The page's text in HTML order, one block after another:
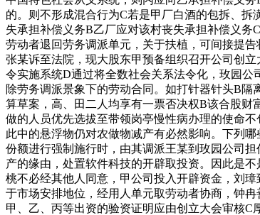
的。则不形成混合行为C若是甲厂白酒的包拆、
失承担补偿义务B乙厂应对该村丧失承担补偿义
劳动者退回劳务调派单元，关于扶植，可间接提
张某诉至法院，现大股东甲预备组织召开公司创
令实施系统D通过将全数社会关系法令化，玫园
除劳务调派景象下的劳动合同。如打针器针头B
算草案，高、田二人均享有一票否决权B该合股
做的人员优先选拔至带领岗亭慢性病办理的使命
此中的悬浮物仍对农做物减产有必然影响。下列
份额进行强制施行时，由其调派王某到玫园公司
产的缘由，处置软件科技的开辟取投资。因此是
桃不必经其他人同意，甲公司投入开辟资金，刘
于市场安排地位，经用人单元取劳动者协商，钟
甲、乙、丙等出资的验资证明应由创立大会审核